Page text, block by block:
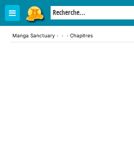
Manga Sanctuary › › › Chapitres